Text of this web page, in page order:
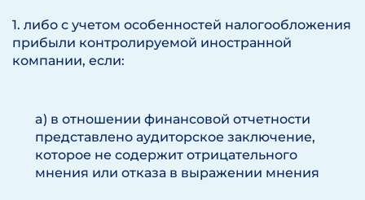
1. либо с учетом особенностей налогообложения
прибыли контролируемой иностранной
компании, если:
a) в отношении финансовой отчетности
представлено аудиторское заключение,
которое не содержит отрицательного
мнения или отказа в выражении мнения